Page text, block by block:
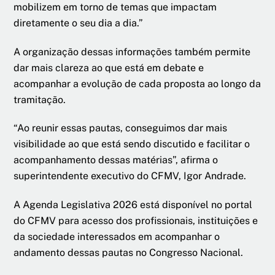
mobilizem em torno de temas que impactam
diretamente o seu dia a dia.”
A organização dessas informações também permite
dar mais clareza ao que está em debate e
acompanhar a evolução de cada proposta ao longo da
tramitação.
“Ao reunir essas pautas, conseguimos dar mais
visibilidade ao que está sendo discutido e facilitar o
acompanhamento dessas matérias”, afirma o
superintendente executivo do CFMV, Igor Andrade.
A Agenda Legislativa 2026 está disponível no portal
do CFMV para acesso dos profissionais, instituições e
da sociedade interessados em acompanhar o
andamento dessas pautas no Congresso Nacional.